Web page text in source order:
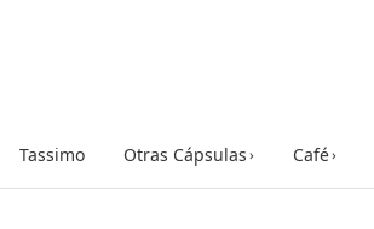
Tassimo Otras Cápsulas› Café›